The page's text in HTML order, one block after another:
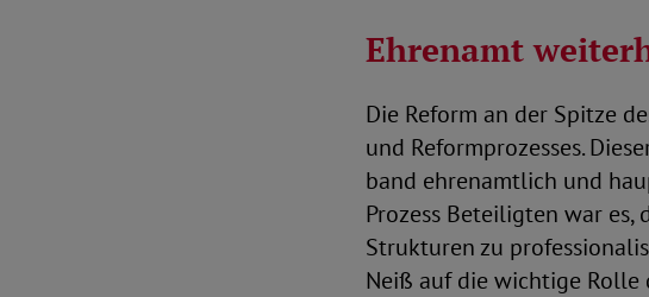
Ehrenamt
Die Reform an der Spitze
und Reformprozesses.
band ehrenamtlich und
Prozess Beteiligten war
Strukturen zu
Neiß auf die wichtige